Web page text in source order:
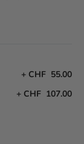
+ CHF 55.00
+ CHF 107.00